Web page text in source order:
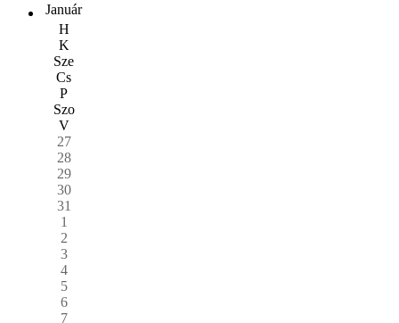
Január
H
K
Sze
Cs
P
Szo
V
27
28
29
30
31
1
2
3
4
5
6
7